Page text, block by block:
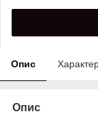
Опис
Опис